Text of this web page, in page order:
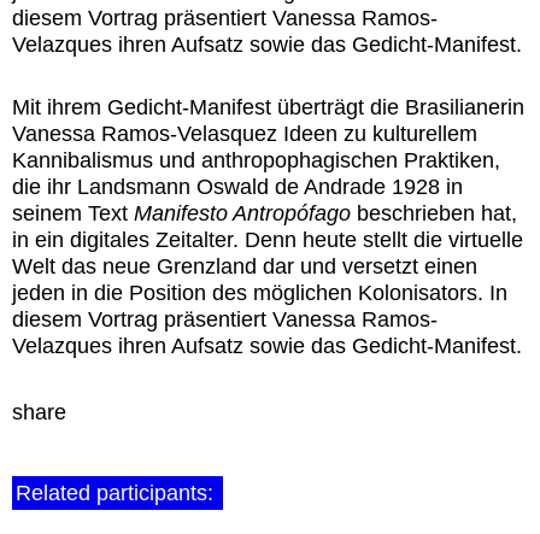
diesem Vortrag präsentiert Vanessa Ramos-
Velazques ihren Aufsatz sowie das Gedicht-Manifest.
Mit ihrem Gedicht-Manifest überträgt die Brasilianerin
Vanessa Ramos-Velasquez Ideen zu kulturellem
Kannibalismus und anthropophagischen Praktiken,
die ihr Landsmann Oswald de Andrade 1928 in
seinem Text Manifesto Antropófago beschrieben hat,
in ein digitales Zeitalter. Denn heute stellt die virtuelle
Welt das neue Grenzland dar und versetzt einen
jeden in die Position des möglichen Kolonisators. In
diesem Vortrag präsentiert Vanessa Ramos-
Velazques ihren Aufsatz sowie das Gedicht-Manifest.
share
Related participants: